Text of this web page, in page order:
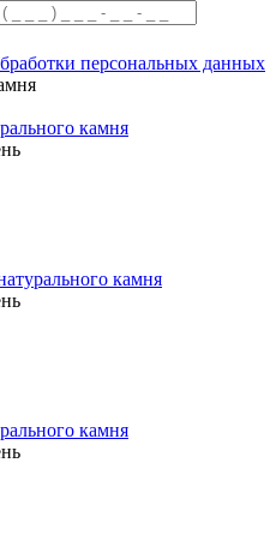
персональных данных
камня
камня
камня